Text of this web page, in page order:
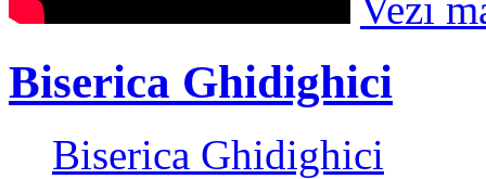
Biserica Ghidighici
Biserica Ghidighici